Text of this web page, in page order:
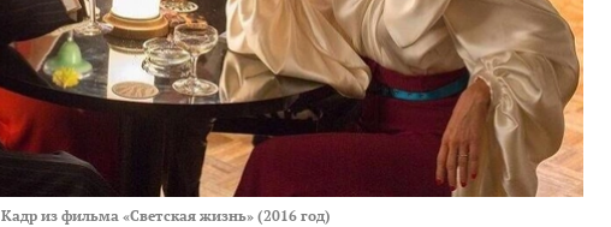
Кадр из фильма «Светская жизнь» (2016 год)